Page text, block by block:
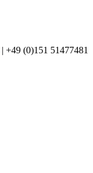
| +49 (0)151 51477481